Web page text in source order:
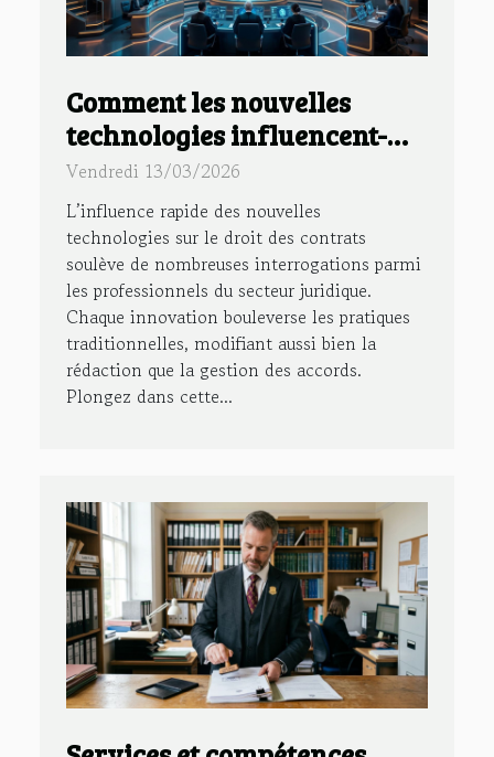
Comment les nouvelles
technologies influencent-
elles le droit des contrats ?
Vendredi 13/03/2026
L’influence rapide des nouvelles
technologies sur le droit des contrats
soulève de nombreuses interrogations parmi
les professionnels du secteur juridique.
Chaque innovation bouleverse les pratiques
traditionnelles, modifiant aussi bien la
rédaction que la gestion des accords.
Plongez dans cette...